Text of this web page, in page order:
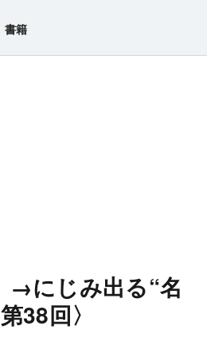
書籍
→にじみ出る“名
38回〉